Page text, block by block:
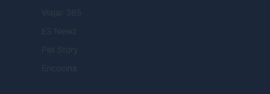
Viajar 365
ES Newz
Pet Story
Encocina